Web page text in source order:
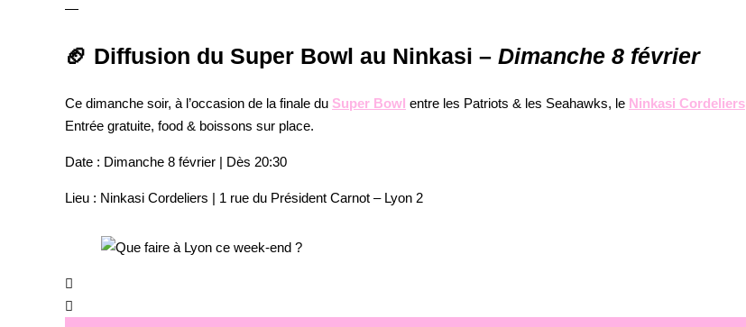
—
🏈 Diffusion du Super Bowl au Ninkasi – Dimanche 8 février
Ce dimanche soir, à l’occasion de la finale du Super Bowl entre les Patriots & les Seahawks, le Ninkasi Cordeliers
Entrée gratuite, food & boissons sur place.
Date : Dimanche 8 février | Dès 20:30
Lieu : Ninkasi Cordeliers | 1 rue du Président Carnot – Lyon 2